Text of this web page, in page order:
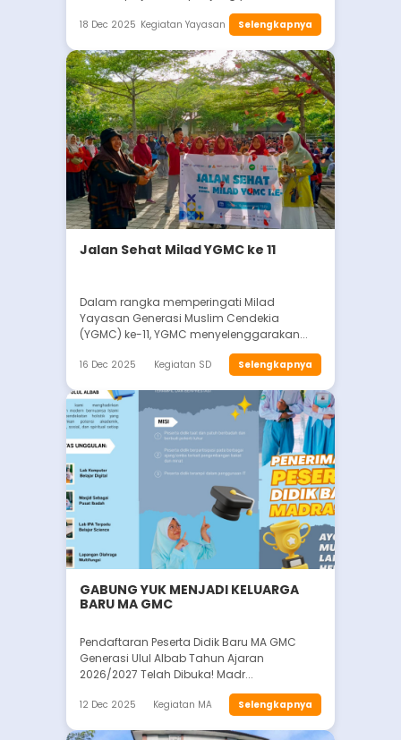
18 Dec 2025 Kegiatan Yayasan Selengkapnya
Jalan Sehat Milad YGMC ke 11
Dalam rangka memperingati Milad
Yayasan Generasi Muslim Cendekia
(YGMC) ke-11, YGMC menyelenggarakan...
16 Dec 2025 Kegiatan SD Selengkapnya
GABUNG YUK MENJADI KELUARGA
BARU MA GMC
Pendaftaran Peserta Didik Baru MA GMC
Generasi Ulul Albab Tahun Ajaran
2026/2027 Telah Dibuka! Madr...
12 Dec 2025 Kegiatan MA Selengkapnya